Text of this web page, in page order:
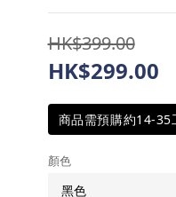
HK$399.00
HK$299.00
商品需預購約14-35
顏色